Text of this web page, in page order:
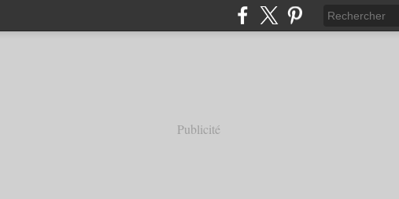
Publicité